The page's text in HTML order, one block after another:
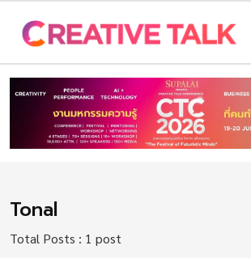
Tonal
Total Posts : 1 post